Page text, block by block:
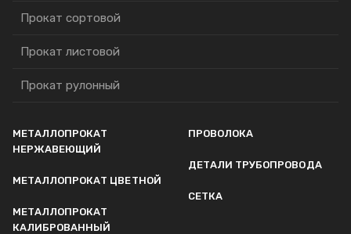
Прокат сортовой
Прокат листовой
Прокат рулонный
МЕТАЛЛОПРОКАТ
НЕРЖАВЕЮЩИЙ
МЕТАЛЛОПРОКАТ ЦВЕТНОЙ
МЕТАЛЛОПРОКАТ
КАЛИБРОВАННЫЙ
ПРОВОЛОКА
ДЕТАЛИ ТРУБОПРОВОДА
СЕТКА